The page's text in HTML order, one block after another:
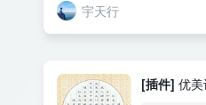
宇天行
[插件] 优